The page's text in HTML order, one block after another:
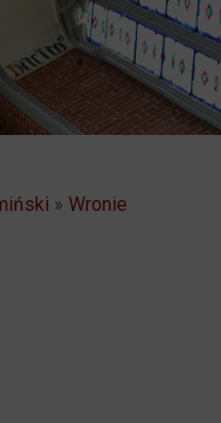
» Wronie